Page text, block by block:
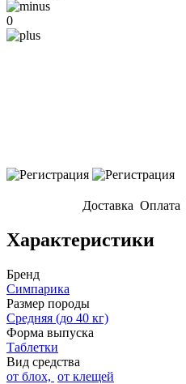
0
Доставка Оплата
Характеристики
Бренд
Симпарика
Размер породы
Средняя (до 40 кг)
Форма выпуска
Таблетки
Вид средства
от блох, от клещей